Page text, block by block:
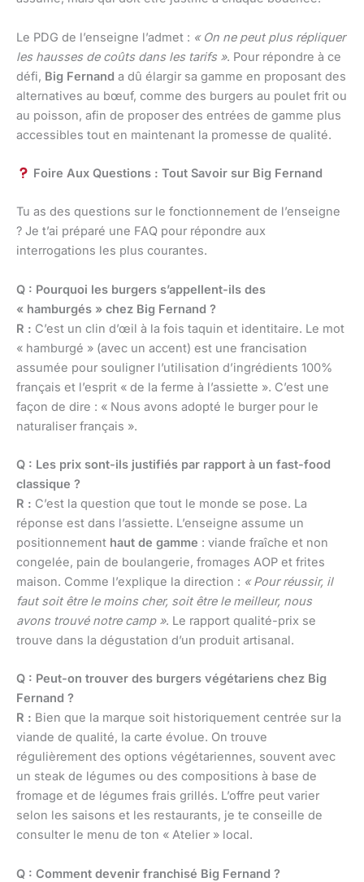
Le PDG de l’enseigne l’admet : « On ne peut plus répliquer
les hausses de coûts dans les tarifs ». Pour répondre à ce
défi, Big Fernand a dû élargir sa gamme en proposant des
alternatives au bœuf, comme des burgers au poulet frit ou
au poisson, afin de proposer des entrées de gamme plus
accessibles tout en maintenant la promesse de qualité.
Foire Aux Questions : Tout Savoir sur Big Fernand
Tu as des questions sur le fonctionnement de l’enseigne
? Je t’ai préparé une FAQ pour répondre aux
interrogations les plus courantes.
Q : Pourquoi les burgers s’appellent-ils des
« hamburgés » chez Big Fernand ?
R : C’est un clin d’œil à la fois taquin et identitaire. Le mot
« hamburgé » (avec un accent) est une francisation
assumée pour souligner l’utilisation d’ingrédients 100%
français et l’esprit « de la ferme à l’assiette ». C’est une
façon de dire : « Nous avons adopté le burger pour le
naturaliser français ».
Q : Les prix sont-ils justifiés par rapport à un fast-food
classique ?
R : C’est la question que tout le monde se pose. La
réponse est dans l’assiette. L’enseigne assume un
positionnement haut de gamme : viande fraîche et non
congelée, pain de boulangerie, fromages AOP et frites
maison. Comme l’explique la direction : « Pour réussir, il
faut soit être le moins cher, soit être le meilleur, nous
avons trouvé notre camp ». Le rapport qualité-prix se
trouve dans la dégustation d’un produit artisanal.
Q : Peut-on trouver des burgers végétariens chez Big
Fernand ?
R : Bien que la marque soit historiquement centrée sur la
viande de qualité, la carte évolue. On trouve
régulièrement des options végétariennes, souvent avec
un steak de légumes ou des compositions à base de
fromage et de légumes frais grillés. L’offre peut varier
selon les saisons et les restaurants, je te conseille de
consulter le menu de ton « Atelier » local.
Q : Comment devenir franchisé Big Fernand ?